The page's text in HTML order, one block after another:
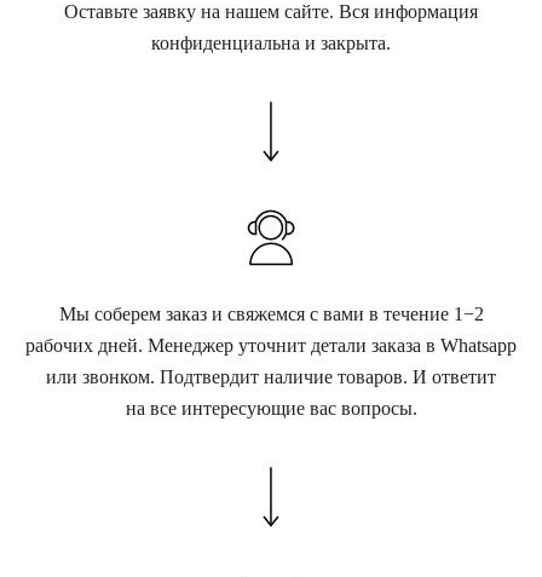
Оставьте заявку на нашем сайте. Вся информация
конфиденциальна и закрыта.
Мы соберем заказ и свяжемся с вами в течение 1−2
рабочих дней. Менеджер уточнит детали заказа в Whatsapp
или звонком. Подтвердит наличие товаров. И ответит
на все интересующие вас вопросы.